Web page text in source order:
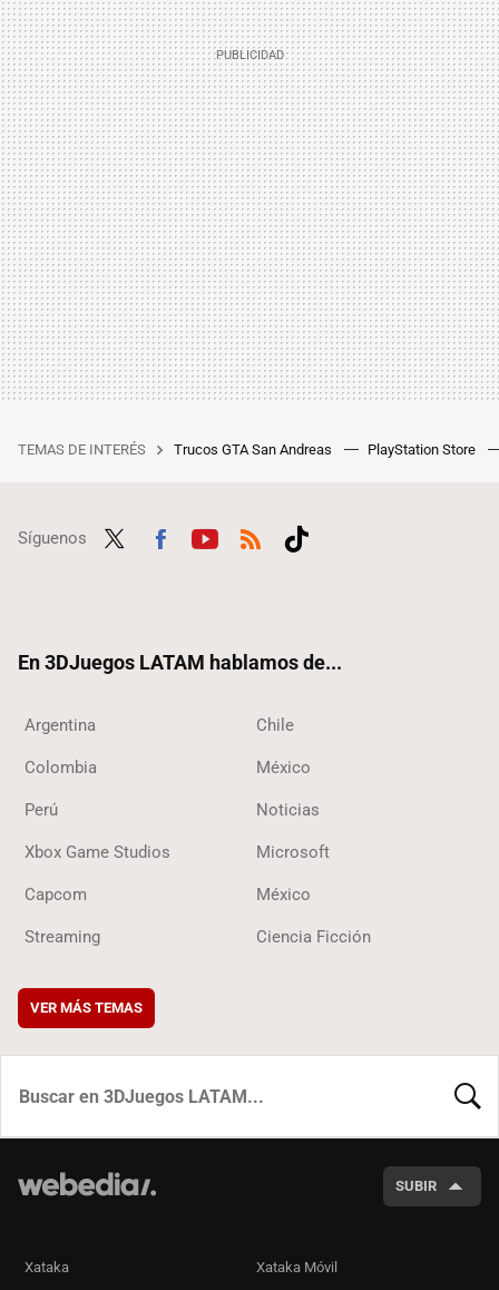
TEMAS DE INTERÉS Trucos GTA San Andreas PlayStation Store
Síguenos
En 3DJuegos LATAM hablamos de...
Argentina Chile
Colombia México
Perú Noticias
Xbox Game Studios Microsoft
Capcom México
Streaming Ciencia Ficción
VER MÁS TEMAS
SUBIR
Xataka Xataka Móvil